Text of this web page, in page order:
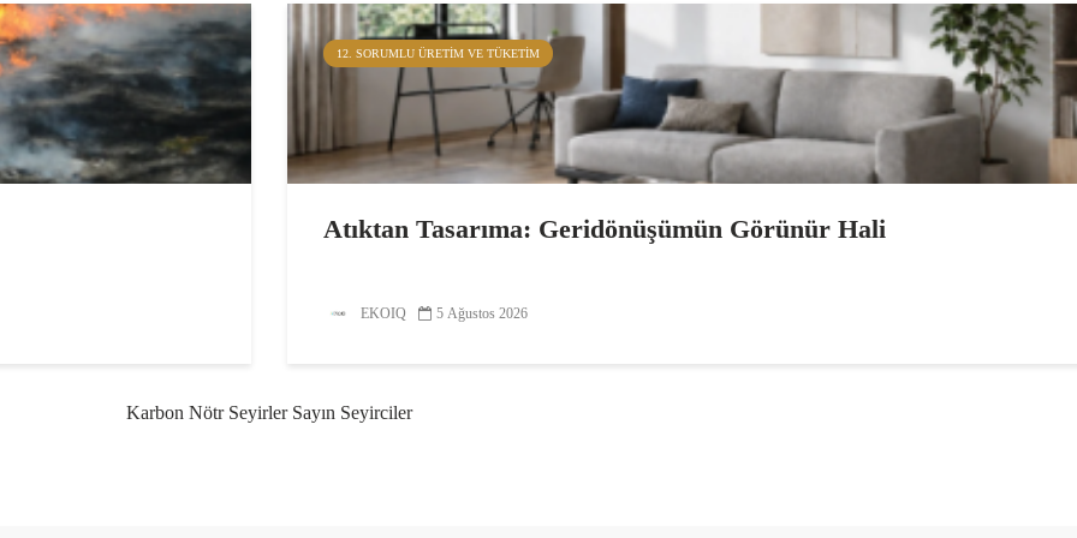
12. SORUMLU ÜRETIM VE TÜKETIM
Atıktan Tasarıma: Geridönüşümün Görünür Hali
EKOIQ 5 Ağustos 2026
Karbon Nötr Seyirler Sayın Seyirciler